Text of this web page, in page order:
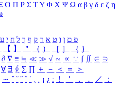
Ο Π Ρ Σ ΤΥ Φ Χ Ψ Ω α β γ δ ε ζ η
פ ם ן ו ט א ר ק ף ך ל ח י ע
【 】 ＂ （ ） ［ ］ ｛ ｝
∂ ∇ ≡ ≒ ≪ ≫ √ ∽ ∝ ∵ ∫ ∬ ∈ ∋
∀ ∃ ∮ ∑ ∏ ＋ － ＜ ＝
＞
～ ˇ ˘ ˝ ˚ ˙ ¸ ¡ ¿ ː ！ ＇ ， ． ／
：